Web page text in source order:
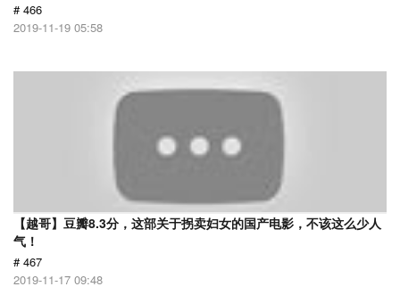
# 466
2019-11-19 05:58
【越哥】豆瓣8.3分，这部关于拐卖妇女的国产电影，不该这么少人
气！
# 467
2019-11-17 09:48